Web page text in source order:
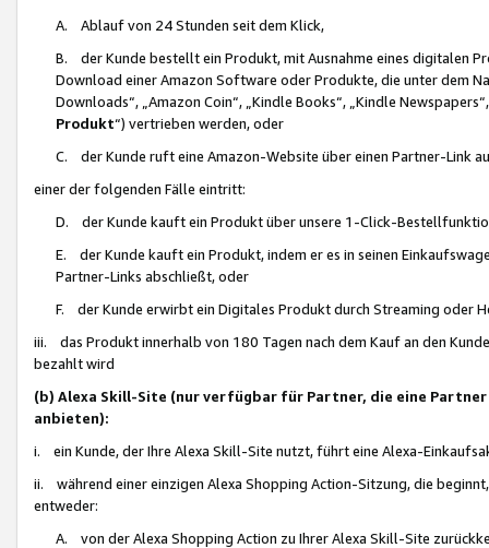
A. Ablauf von 24 Stunden seit dem Klick,
B. der Kunde bestellt ein Produkt, mit Ausnahme eines digitalen
Download einer Amazon Software oder Produkte, die unter dem
Downloads“, „Amazon Coin“, „Kindle Books“, „Kindle
Produkt“) vertrieben werden, oder
C. der Kunde ruft eine Amazon-Website über einen Partner-Link
einer der folgenden Fälle eintritt:
D. der Kunde kauft ein Produkt über unsere 1-Click-
E. der Kunde kauft ein Produkt, indem er es in seinen
Partner-Links abschließt, oder
F. der Kunde erwirbt ein Digitales Produkt durch Streaming oder
iii. das Produkt innerhalb von 180 Tagen nach dem Kauf an den
bezahlt wird
(b) Alexa Skill-Site (nur verfügbar für Partner, die eine
anbieten):
i. ein Kunde, der Ihre Alexa Skill-Site nutzt, führt eine Alexa-
ii. während einer einzigen Alexa Shopping Action-Sitzung, die
entweder:
A. von der Alexa Shopping Action zu Ihrer Alexa Skill-Site